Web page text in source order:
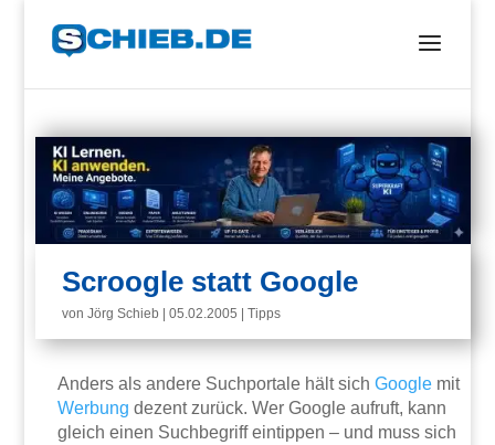
Scroogle statt Google
vonJörg Schieb |05.02.2005 |Tipps
Anders als andere Suchportale hält sichGoogle mit
Werbung dezent zurück. Wer Google aufruft, kann
gleich einen Suchbegriff eintippen – und muss sich